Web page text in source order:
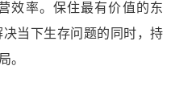
效率。保住最有价值的东
当下生存问题的同时，持
。